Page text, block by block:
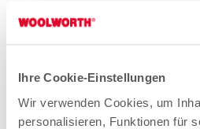
Ihre Cookie-Einstellungen
Wir verwenden Cookies, um
personalisieren, Funktionen für
Quereinsteiger Verkauf
Zum Stellenangebot